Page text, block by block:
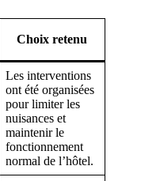
Choix retenu
Les interventions
ont été organisées
pour limiter les
nuisances et
maintenir le
fonctionnement
normal de l’hôtel.